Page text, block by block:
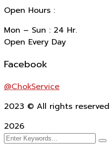
Open Hours :
Mon – Sun : 24 Hr.
Open Every Day
Facebook
@ChokService
2023 © All rights
2026